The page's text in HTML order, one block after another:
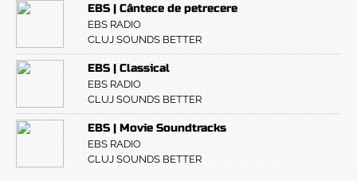
EBS | Cântece de petrecere
EBS RADIO
CLUJ SOUNDS BETTER
EBS | Classical
EBS RADIO
CLUJ SOUNDS BETTER
EBS | Movie Soundtracks
EBS RADIO
CLUJ SOUNDS BETTER